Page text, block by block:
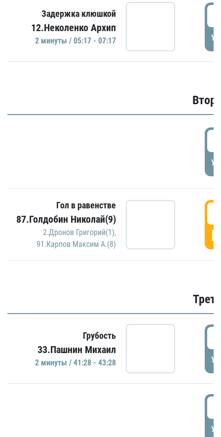
Задержка клюшкой
12.Неколенко Архип
2 минуты / 05:17 - 07:17
Гол в равенстве
87.Голдобин Николай(9)
2.Дронов Григорий(1),
91.Карпов Максим А.(8)
Грубость
33.Пашнин Михаил
2 минуты / 41:28 - 43:28